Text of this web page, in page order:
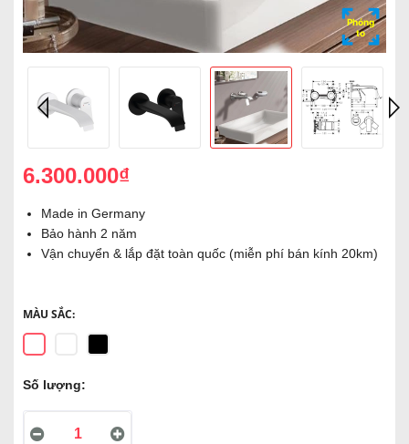
Phóng
to
6.300.000₫
Made in Germany
Bảo hành 2 năm
Vận chuyển & lắp đặt toàn quốc (miễn phí bán kính 20km)
MÀU SẮC:
Số lượng: